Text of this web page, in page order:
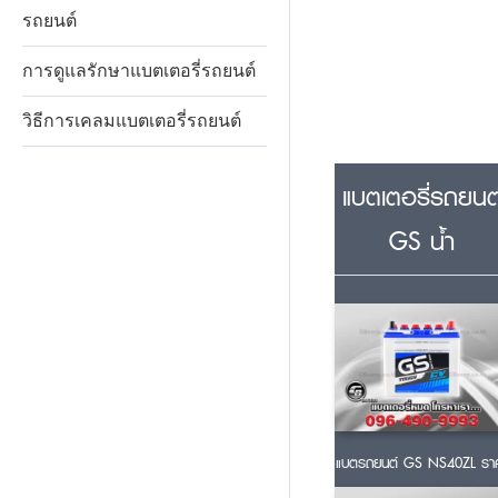
รถยนต์
การดูแลรักษาแบตเตอรี่รถยนต์
วิธีการเคลมแบตเตอรี่รถยนต์
แบตเตอรี่รถยน
GS น้ำ
แบตรถยนต์ GS NS40ZL รา